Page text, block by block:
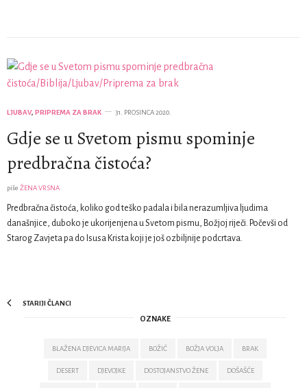
LJUBAV, PRIPREMA ZA BRAK 31. PROSINCA 2020.
Gdje se u Svetom pismu spominje
predbračna čistoća?
piše ŽENA VRSNA
Predbračna čistoća, koliko god teško padala i bila nerazumljiva ljudima
današnjice, duboko je ukorijenjena u Svetom pismu, Božjoj riječi. Počevši od
Starog Zavjeta pa do Isusa Krista koji je još ozbiljnije podcrtava.
STARIJI ČLANCI
OZNAKE
BLAŽENA DJEVICA MARIJA BOŽIĆ BOŽJA VOLJA BRAK
DESERT DJEVOJKE DOSTOJANSTVO ŽENE DOŠAŠĆE